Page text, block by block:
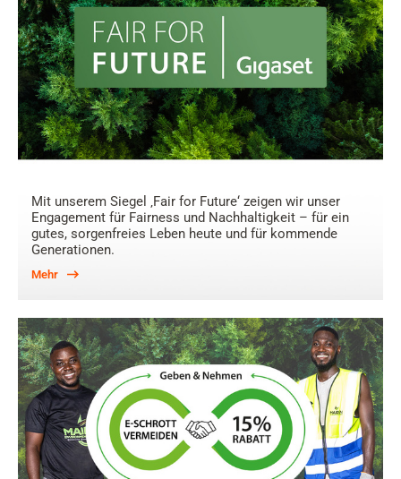
Mit unserem Siegel ‚Fair for Future‘ zeigen wir unser
Engagement für Fairness und Nachhaltigkeit – für ein
gutes, sorgenfreies Leben heute und für kommende
Generationen.
Mehr